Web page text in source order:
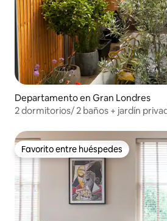
Departamento en Gran Londres
2 dormitorios/ 2 baños + jardín
Favorito entre huéspedes
Favorito entre huéspedes